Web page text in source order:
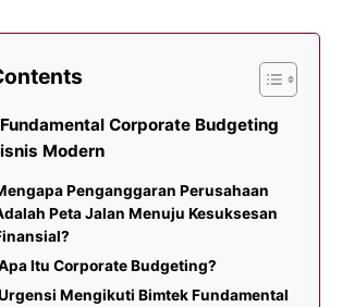
Corporate Budgeting
Modern
Penganggaran Perusahaan
Peta Jalan Menuju Kesuksesan
Itu Corporate Budgeting?
Mengikuti Bimtek Fundamental